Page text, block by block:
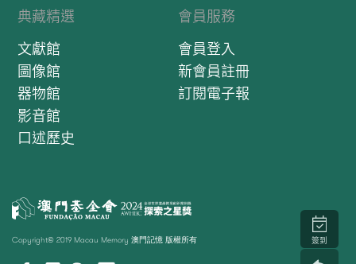
典藏精選
文獻館
圖像館
器物館
影音館
口述歷史
會員服務
會員登入
新會員註冊
訂閱電子報
Copyright© 2019 Macau Memory 澳門記憶 版權所有 簽到